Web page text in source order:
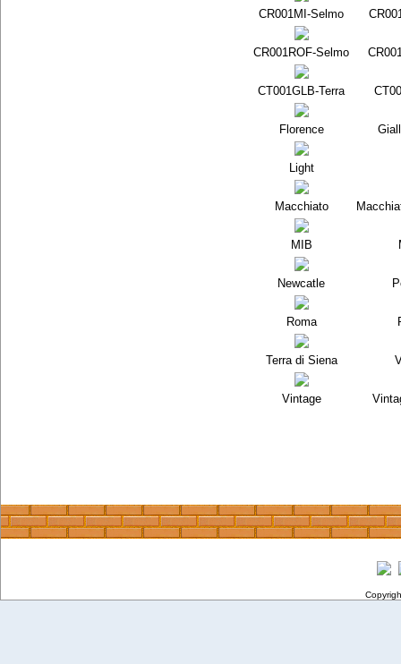
CR001MI-Selmo
CR001ROF-Selmo
CT001GLB-Terra
Florence
Light
Macchiato
MIB
Newcatle
Roma
Terra di Siena
Vintage